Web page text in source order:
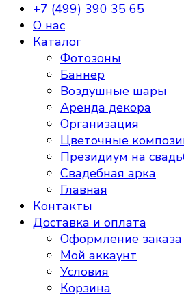
+7 (499) 390 35 65
О нас
Каталог
Фотозоны
Баннер
Воздушные шары
Аренда декора
Организация
Цветочные
Президиум на
Свадебная арка
Главная
Контакты
Доставка и оплата
Оформление заказа
Мой аккаунт
Условия
Корзина